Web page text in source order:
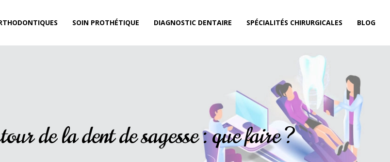
SOIN PROTHÉTIQUE DIAGNOSTIC DENTAIRE SPÉCIALITÉS CHIRURGICALES BLOG
de la dent de sagesse : que faire ?